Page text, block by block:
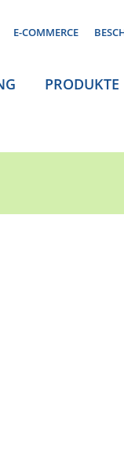
E-COMMERCE
PRODUKTE